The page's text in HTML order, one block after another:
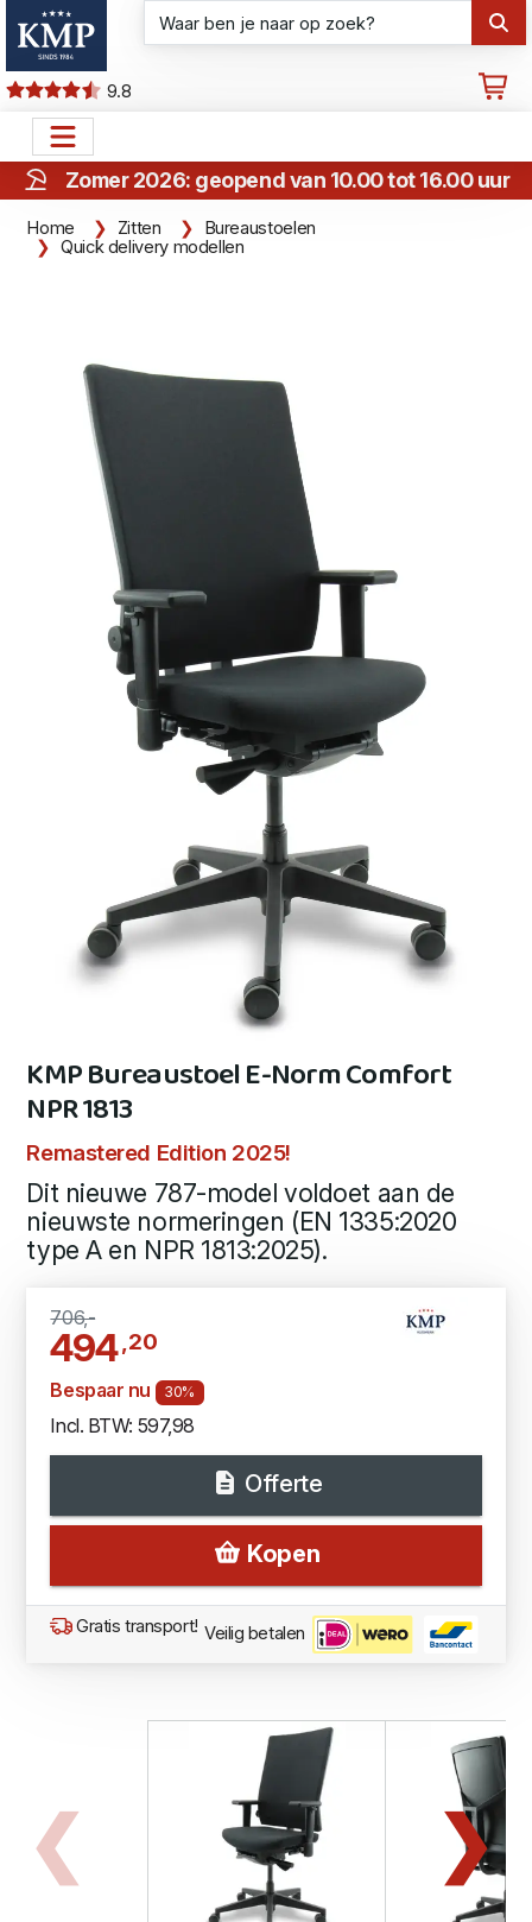
9.8
Zomer 2026: geopend van 10.00 tot 16.00 uur
Home Zitten
Bureaustoelen
Quick delivery modellen
KMP Bureaustoel E-Norm Comfort
NPR 1813
Remastered Edition 2025!
Dit nieuwe 787-model voldoet aan de
nieuwste normeringen (EN 1335:2020
type A en NPR 1813:2025).
706,-
494,20
Bespaar nu 30%
Incl. BTW: 597,98
Offerte
Kopen
Gratis transport! Veilig betalen